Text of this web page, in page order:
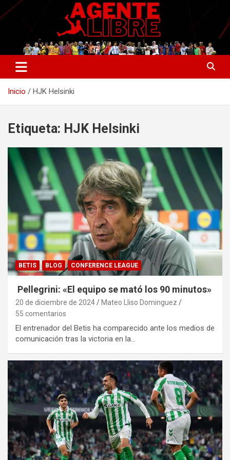
Saltar
al
Agente Libre Digital
La nueva generación del periodismo deportivo.
Inicio HJK Helsinki
Etiqueta: HJK Helsinki
BETIS BLOG CONFERENCE LEAGUE
Pellegrini: «El equipo se mató los 90 minutos»
20 de diciembre de 2024
Mateo Lliso Dominguez
55 comentarios
El entrenador del Betis ha comparecido ante los medios de
comunicación tras la victoria en la…